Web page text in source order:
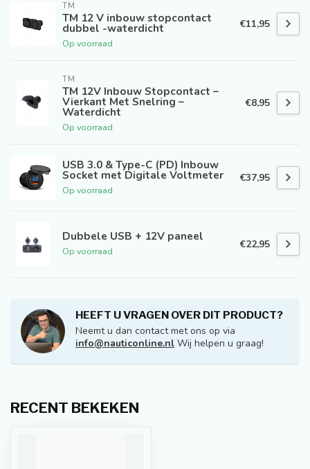
TM
TM 12 V inbouw stopcontact
dubbel -waterdicht
Op voorraad
€11,95
TM
TM 12V Inbouw Stopcontact –
Vierkant Met Snelring –
Waterdicht
Op voorraad
€8,95
USB 3.0 & Type-C (PD) Inbouw
Socket met Digitale Voltmeter
Op voorraad
€37,95
Dubbele USB + 12V paneel
Op voorraad
€22,95
HEEFT U VRAGEN OVER DIT PRODUCT?
Neemt u dan contact met ons op via
info@nauticonline.nl Wij helpen u graag!
RECENT BEKEKEN